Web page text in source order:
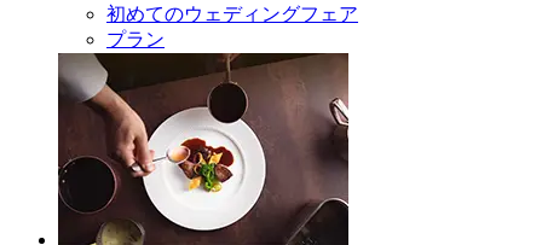
初めてのウェディングフェア
プラン